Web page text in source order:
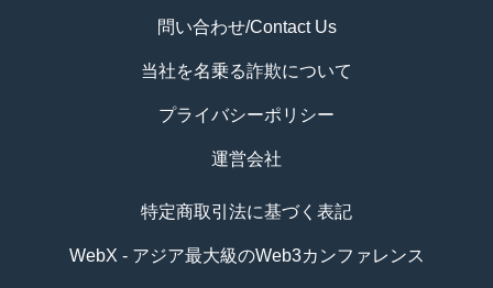
問い合わせ/Contact Us
当社を名乗る詐欺について
プライバシーポリシー
運営会社
特定商取引法に基づく表記
WebX - アジア最大級のWeb3カンファレンス